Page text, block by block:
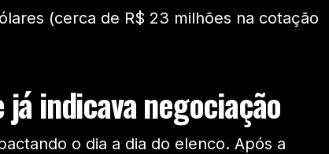
(cerca de R$ 23 milhões na cotação
indicava negociação
o dia a dia do elenco. Após a